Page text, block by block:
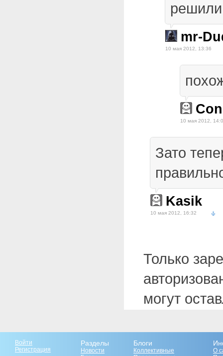
mr-
10 мая 2012, 13:36
10 мая 2012,
Зато
Kasik
10 мая 2012, 16:32
Только
могут
Войти
Регистрация
Разделы
Новости
Блоги
Коллективные
О